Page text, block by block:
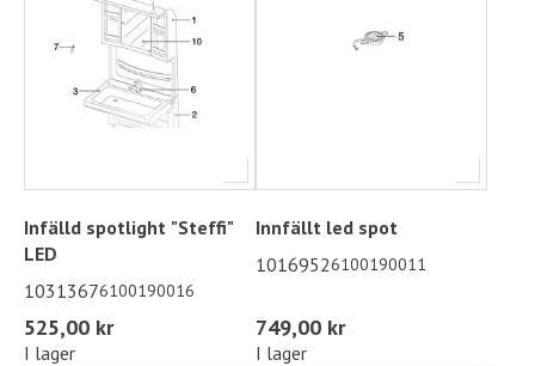
Infälld spotlight "Steffi"
LED
10313676100190016
525,00 kr
I lager
Innfällt led spot
10169526100190011
749,00 kr
I lager